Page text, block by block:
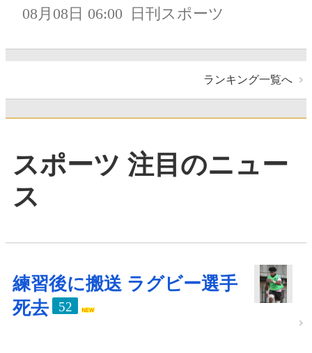
08月08日 06:00 日刊スポーツ
ランキング一覧へ
スポーツ 注目のニュー
ス
練習後に搬送 ラグビー選手
死去
52